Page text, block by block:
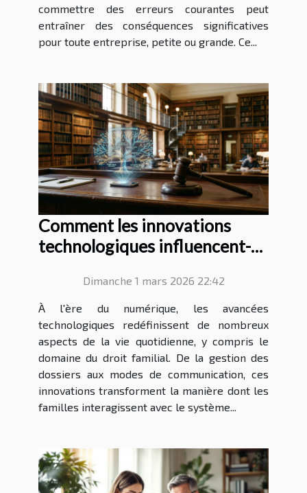
commettre des erreurs courantes peut
entraîner des conséquences significatives
pour toute entreprise, petite ou grande. Ce...
Comment les innovations
technologiques influencent-
Dimanche 1 mars 2026 22:42
À l'ère du numérique, les avancées
technologiques redéfinissent de nombreux
aspects de la vie quotidienne, y compris le
domaine du droit familial. De la gestion des
dossiers aux modes de communication, ces
innovations transforment la manière dont les
familles interagissent avec le système...